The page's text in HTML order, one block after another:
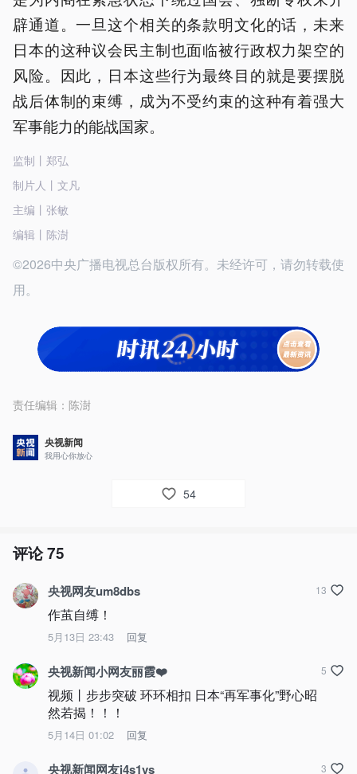
辟通道。一旦这个相关的条款明文化的话，未来
日本的这种议会民主制也面临被行政权力架空的
风险。因此，日本这些行为最终目的就是要摆脱
战后体制的束缚，成为不受约束的这种有着强大
军事能力的能战国家。
监制丨郑弘
制片人丨文凡
主编丨张敏
编辑丨陈澍
©2026中央广播电视总台版权所有。未经许可，请勿转载使
用。
责任编辑： 陈澍
央视新闻
我用心你放心
54
评论75
央视网友um8dbs
作茧自缚！
5月13日 23:43 回复
13
央视新闻小网友丽霞❤️
视频丨步步突破 环环相扣 日本“再军事化”野心昭
然若揭！！！
5月14日 01:02 回复
5
央视新闻网友i4s1vs 3